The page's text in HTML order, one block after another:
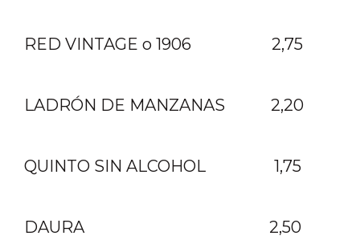
1,75
RED VINTAGE o 1906 2,75
LADRÓN DE MANZANAS 2,20
QUINTO SIN ALCOHOL
DAURA 2,50